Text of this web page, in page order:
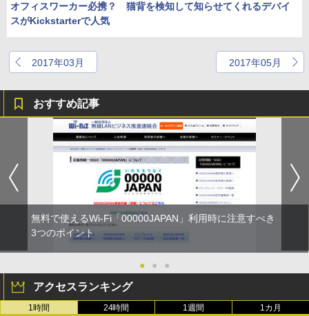
オフィスワーカー必携？ 猫背を検知して知らせてくれるデバイ
スがKickstarterで人気
2017年03月 2017年05月
おすすめ記事
無料で使えるWi-Fi「00000JAPAN」利用時に注意すべき
3つのポイント
● ● ●
アクセスランキング
1時間 24時間 1週間 1カ月